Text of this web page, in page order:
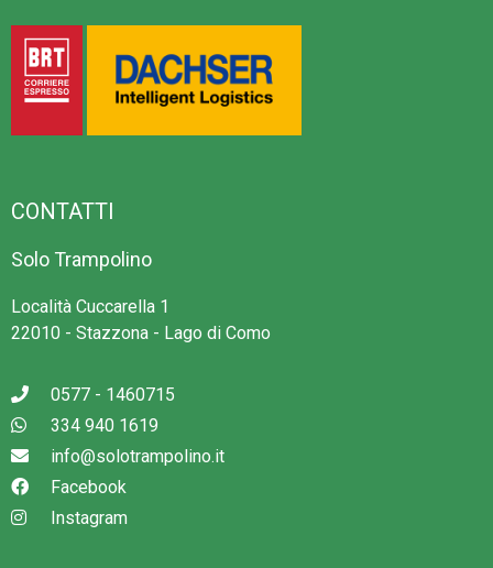
CONTATTI
Solo Trampolino
Località Cuccarella 1
22010 - Stazzona - Lago di Como
0577 - 1460715
334 940 1619
info@solotrampolino.it
Facebook
Instagram